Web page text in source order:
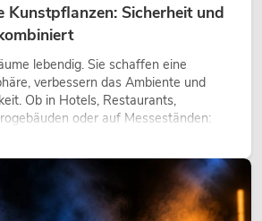
Kunstpflanzen: Sicherheit und
lebendig. Sie schaffen eine
verbessern das Ambiente und
Ob in Hotels, Restaurants,
oder auf Messeständen:
gehört heute längst zum